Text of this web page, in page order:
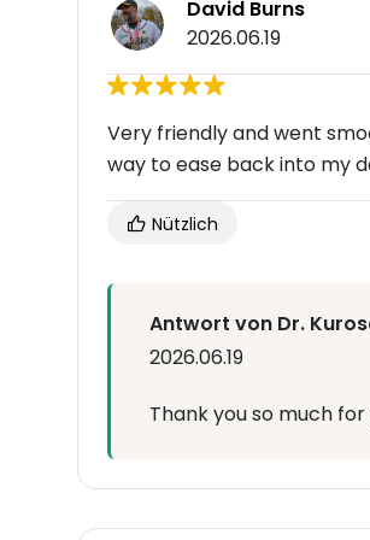
David Burns
2026.06.19
Very friendly and went
way to ease back into my
Nützlich
Antwort von Dr.
2026.06.19
Thank you so much